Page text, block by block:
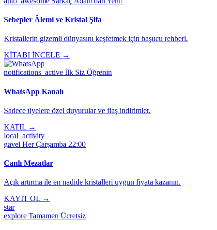
Sebepler Âlemi ve Kristal Şifa
Kristallerin gizemli dünyasını keşfetmek için başucu rehberi.
KİTABI İNCELE →
notifications_active İlk Siz Öğrenin
WhatsApp Kanalı
Sadece üyelere özel duyurular ve flaş indirimler.
KATIL →
local_activity
gavel Her Çarşamba 22:00
Canlı Mezatlar
Açık artırma ile en nadide kristalleri uygun fiyata kazanın.
KAYIT OL →
star
explore Tamamen Ücretsiz